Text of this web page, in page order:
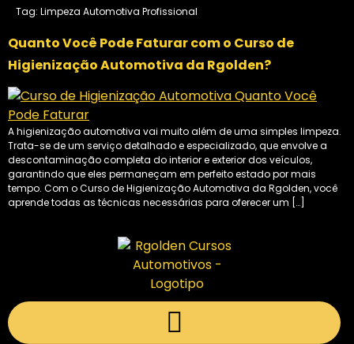
Tag: Limpeza Automotiva Profissional
Quanto Você Pode Faturar com o Curso de
Higienização Automotiva da Rgolden?
A higienização automotiva vai muito além de uma simples limpeza.
Trata-se de um serviço detalhado e especializado, que envolve a
descontaminação completa do interior e exterior dos veículos,
garantindo que eles permaneçam em perfeito estado por mais
tempo. Com o Curso de Higienização Automotiva da Rgolden, você
aprende todas as técnicas necessárias para oferecer um […]